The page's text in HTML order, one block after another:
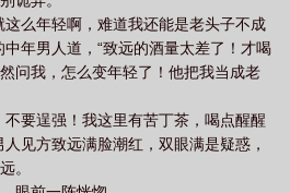
这么年轻啊，难道我还能是老头子不成
年男人道，“致远的酒量太差了！才喝
问我，怎么变年轻了！他把我当成老
要逞强！我这里有苦丁茶，喝点醒醒
见方致远满脸潮红，双眼满是疑惑，
。